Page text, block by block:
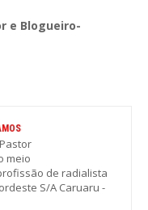
e Blogueiro-
meio
de radialista
S/A Caruaru -